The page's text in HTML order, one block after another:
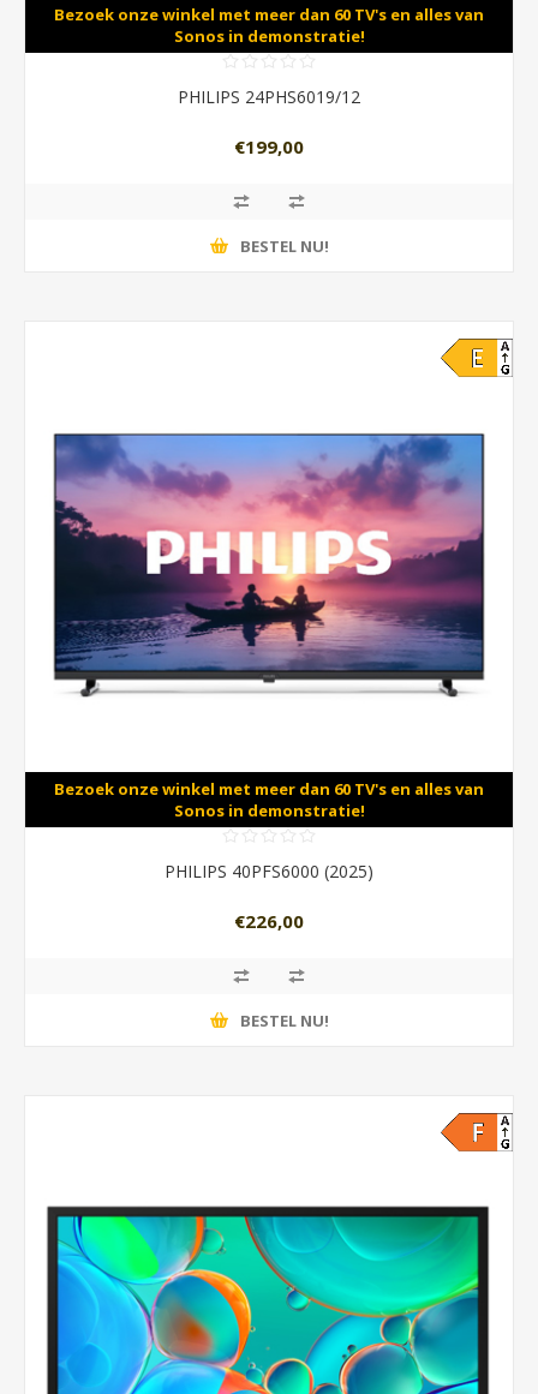
Bezoek onze winkel met meer dan 60 TV's en alles van
Sonos in demonstratie!
PHILIPS 24PHS6019/12
€199,00
BESTEL NU!
Bezoek onze winkel met meer dan 60 TV's en alles van
Sonos in demonstratie!
PHILIPS 40PFS6000 (2025)
€226,00
BESTEL NU!